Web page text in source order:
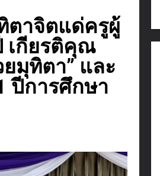
ตาจิตแด่ครูผู้
เกียรติคุณ
มุทิตา” และ
ปีการศึกษา